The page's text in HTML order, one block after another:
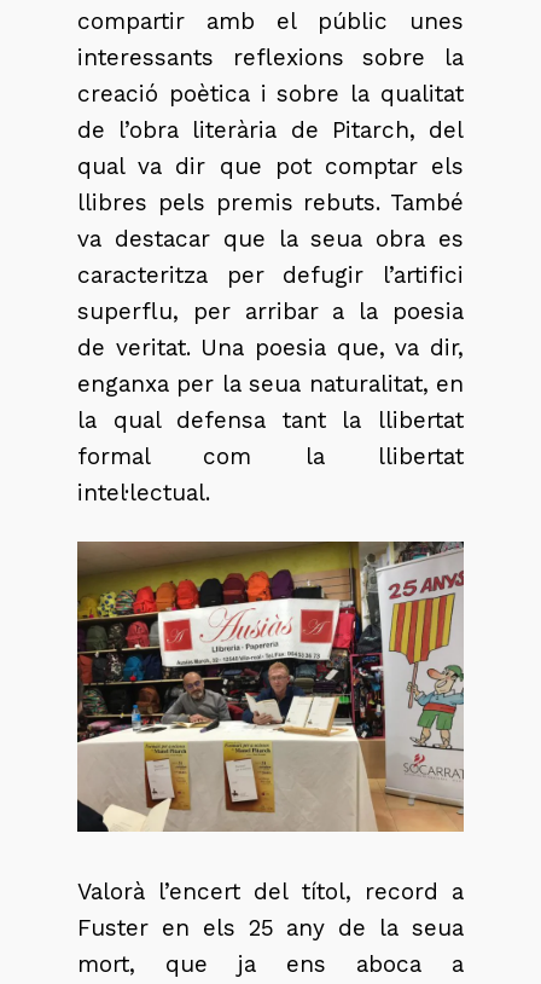
compartir amb el públic unes
interessants reflexions sobre la
creació poètica i sobre la qualitat
de l’obra literària de Pitarch, del
qual va dir que pot comptar els
llibres pels premis rebuts. També
va destacar que la seua obra es
caracteritza per defugir l’artifici
superflu, per arribar a la poesia
de veritat. Una poesia que, va dir,
enganxa per la seua naturalitat, en
la qual defensa tant la llibertat
formal com la llibertat
intel·lectual.
Valorà l’encert del títol, record a
Fuster en els 25 any de la seua
mort, que ja ens aboca a